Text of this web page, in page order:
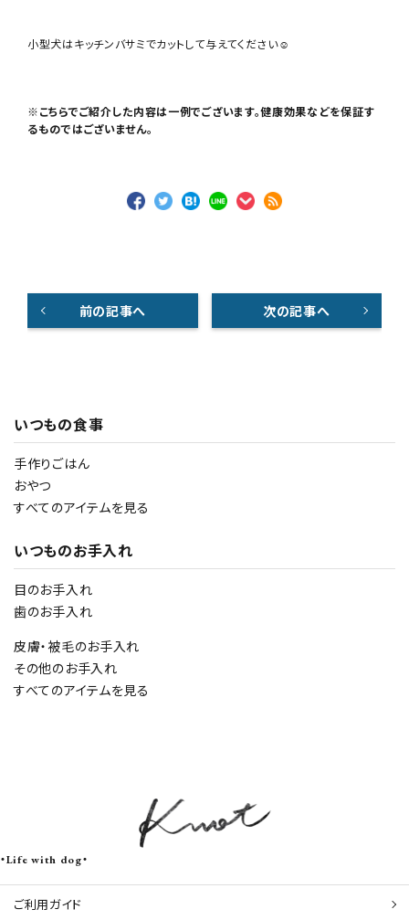
小型犬はキッチンバサミでカットして与えてください☺︎
※こちらでご紹介した内容は一例でございます。健康効果などを保証す
るものではございません。
前の記事へ 次の記事へ
いつもの食事
手作りごはん
おやつ
すべてのアイテムを見る
いつものお手入れ
目のお手入れ
歯のお手入れ
皮膚・被毛のお手入れ
その他のお手入れ
すべてのアイテムを見る
・Life with dog・
ご利用ガイド